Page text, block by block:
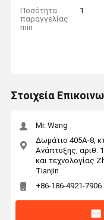
Ποσότητα
παραγγελίας
min
1
Στοιχεία
Mr. Wang
Δωμάτιο 405A-8,
Ανάπτυξης, αριθ.
και τεχνολογίας
Tianjin
+86-186-4921-7906